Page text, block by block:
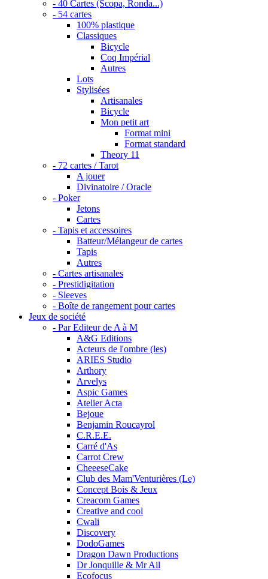
- 40 Cartes (Scopa, Ronda...)
- 54 cartes
100% plastique
Classiques
Bicycle
Coq Impérial
Autres
Lots
Stylisées
Artisanales
Bicycle
Mon petit art
Format mini
Format standard
Theory 11
- 72 cartes / Tarot
A jouer
Divinatoire / Oracle
- Poker
Jetons
Cartes
- Tapis et accessoires
Batteur/Mélangeur de cartes
Tapis
Autres
- Cartes artisanales
- Prestidigitation
- Sleeves
- Boîte de rangement pour cartes
Jeux de société
- Par Editeur de A à M
A&G Editions
Acteurs de l'ombre (les)
ARIES Studio
Arthory
Arvelys
Aspic Games
Atelier Acta
Bejoue
Benjamin Roucayrol
C.R.E.E.
Carré d'As
Carrot Crew
CheeeseCake
Club des Mam'Venturières (Le)
Concept Bois & Jeux
Creacom Games
Creative and cool
Cwali
Discovery
DodoGames
Dragon Dawn Productions
Dr Jonquille & Mr Ail
Ecofocus